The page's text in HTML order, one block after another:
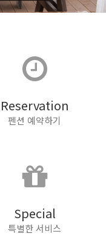
Reservation
펜션 예약하기
Special
특별한 서비스